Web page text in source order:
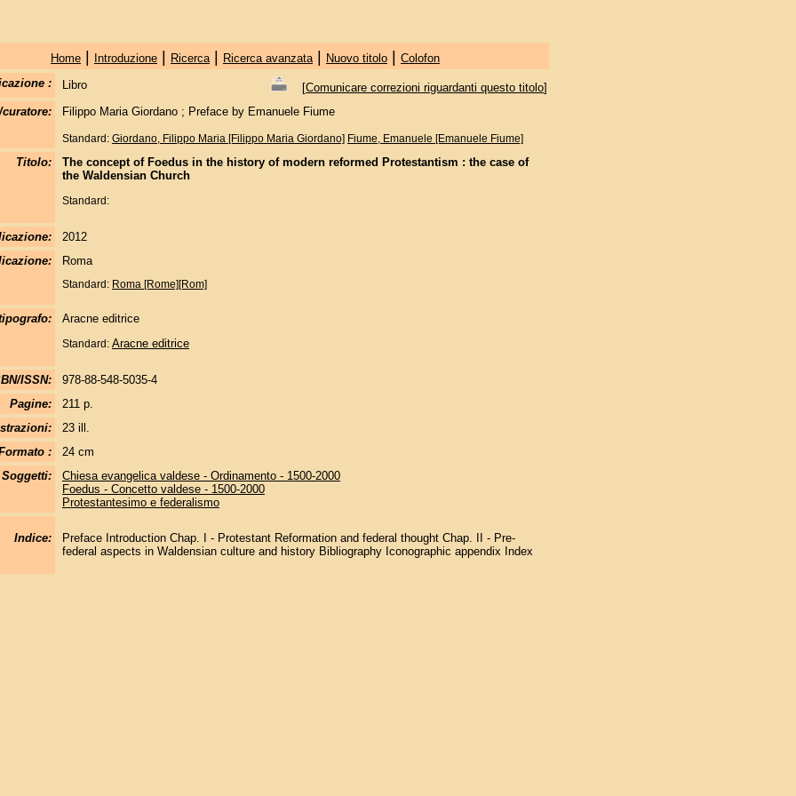
Home| Introduzione| Ricerca| Ricerca avanzata| Nuovo titolo| Colofon
:
Libro [Comunicare correzioni riguardanti questo titolo]
Filippo Maria Giordano ; Preface by Emanuele Fiume
Standard: Giordano, Filippo Maria [Filippo Maria Giordano] Fiume, Emanuele [Emanuele Fiume]
Titolo:
The concept of Foedus in the history of modern reformed Protestantism : the case of
the Waldensian Church
Standard:
2012
Roma
Standard: Roma [Rome][Rom]
Aracne editrice
Standard: Aracne editrice
ISSN:
978-88-548-5035-4
Pagine:
211 p.
23 ill.
:
24 cm
Soggetti:
Chiesa evangelica valdese - Ordinamento - 1500-2000
Foedus - Concetto valdese - 1500-2000
Protestantesimo e federalismo
Indice:
Preface Introduction Chap. I - Protestant Reformation and federal thought Chap. II - Pre-
federal aspects in Waldensian culture and history Bibliography Iconographic appendix Index